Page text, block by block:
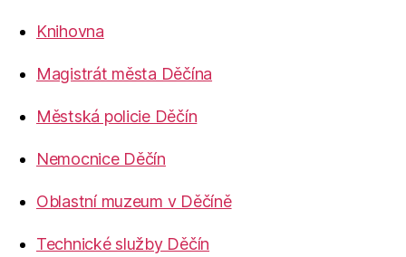
Knihovna
Magistrát města Děčína
Městská policie Děčín
Nemocnice Děčín
Oblastní muzeum v Děčíně
Technické služby Děčín